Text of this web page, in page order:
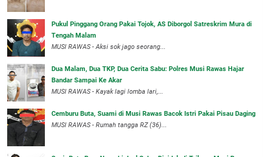
Pukul Pinggang Orang Pakai Tojok, AS Diborgol Satreskrim Mura di
Tengah Malam
MUSI RAWAS - Aksi sok jago seorang...
Dua Malam, Dua TKP, Dua Cerita Sabu: Polres Musi Rawas Hajar
Bandar Sampai Ke Akar
MUSI RAWAS - Kayak lagi lomba lari,...
Cemburu Buta, Suami di Musi Rawas Bacok Istri Pakai Pisau Daging
MUSI RAWAS - Rumah tangga RZ (36)...